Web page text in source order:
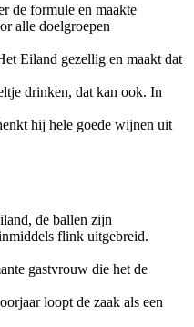
de formule en maakte
alle doelgroepen
Eiland gezellig en maakt dat
drinken, dat kan ook. In
hij hele goede wijnen uit
de ballen zijn
flink uitgebreid.
gastvrouw die het de
loopt de zaak als een